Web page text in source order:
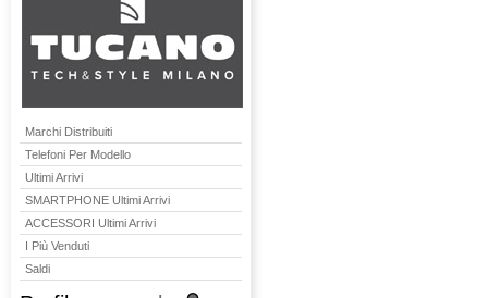
Marchi Distribuiti
Telefoni Per Modello
Ultimi Arrivi
SMARTPHONE Ultimi Arrivi
ACCESSORI Ultimi Arrivi
I Più Venduti
Saldi